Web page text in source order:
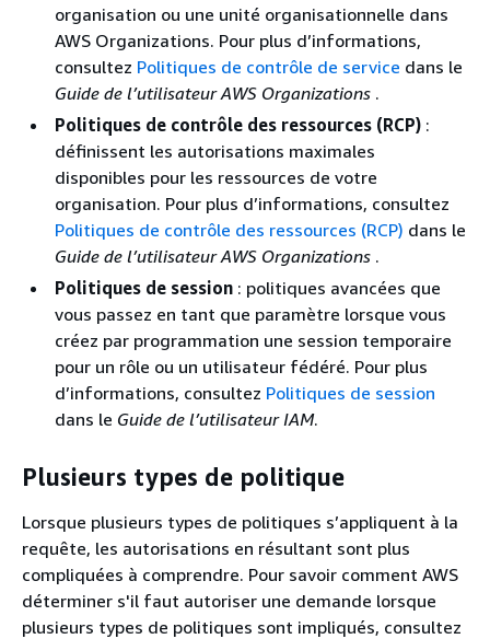
organisation ou une unité organisationnelle dans
AWS Organizations. Pour plus d’informations,
consultez Politiques de contrôle de service dans le
Guide de l’utilisateur AWS Organizations .
Politiques de contrôle des ressources (RCP) :
définissent les autorisations maximales
disponibles pour les ressources de votre
organisation. Pour plus d’informations, consultez
Politiques de contrôle des ressources (RCP) dans le
Guide de l’utilisateur AWS Organizations .
Politiques de session : politiques avancées que
vous passez en tant que paramètre lorsque vous
créez par programmation une session temporaire
pour un rôle ou un utilisateur fédéré. Pour plus
d’informations, consultez Politiques de session
dans le Guide de l’utilisateur IAM.
Plusieurs types de politique
Lorsque plusieurs types de politiques s’appliquent à la
requête, les autorisations en résultant sont plus
compliquées à comprendre. Pour savoir comment AWS
déterminer s'il faut autoriser une demande lorsque
plusieurs types de politiques sont impliqués, consultez